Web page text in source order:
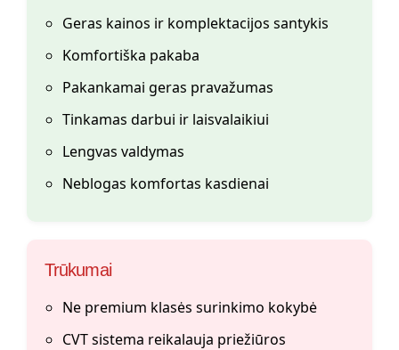
Geras kainos ir komplektacijos santykis
Komfortiška pakaba
Pakankamai geras pravažumas
Tinkamas darbui ir laisvalaikiui
Lengvas valdymas
Neblogas komfortas kasdienai
Trūkumai
Ne premium klasės surinkimo kokybė
CVT sistema reikalauja priežiūros